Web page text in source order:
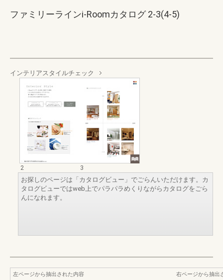
ファミリーラインi-Roomカタログ 2-3(4-5)
インテリアスタイルチェック
2
3
お探しのページは「カタログビュー」でごらんいただけます。カ
タログビューではweb上でパラパラめくりながらカタログをごら
んになれます。
左ページから抽出された内容
右ページから抽出